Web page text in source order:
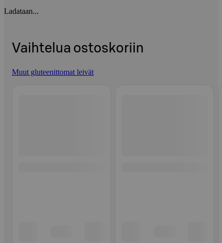
Ladataan...
Vaihtelua ostoskoriin
Muut gluteenittomat leivät